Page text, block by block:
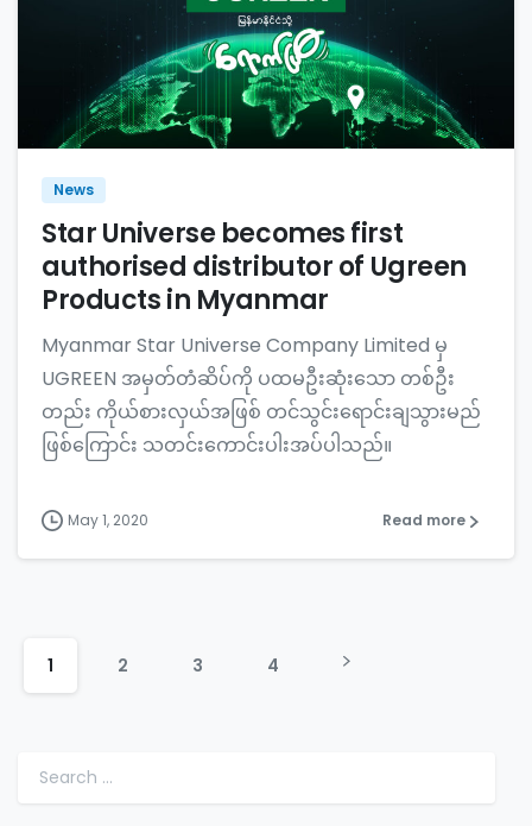
News
Star Universe becomes first
authorised distributor of Ugreen
Products in Myanmar
Myanmar Star Universe Company Limited မှ
UGREEN အမှတ်တံဆိပ်ကို ပထမဦးဆုံးသော တစ်ဦး
တည်း ကိုယ်စားလှယ်အဖြစ် တင်သွင်းရောင်းချသွားမည်
ဖြစ်ကြောင်း သတင်းကောင်းပါးအပ်ပါသည်။
May 1, 2020 Read more
1 2 3 4